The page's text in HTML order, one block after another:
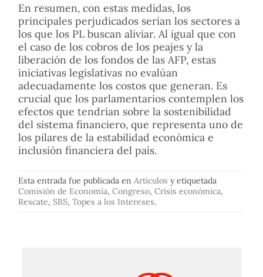
En resumen, con estas medidas, los
principales perjudicados serían los sectores a
los que los PL buscan aliviar. Al igual que con
el caso de los cobros de los peajes y la
liberación de los fondos de las AFP, estas
iniciativas legislativas no evalúan
adecuadamente los costos que generan. Es
crucial que los parlamentarios contemplen los
efectos que tendrían sobre la sostenibilidad
del sistema financiero, que representa uno de
los pilares de la estabilidad económica e
inclusión financiera del país.
Esta entrada fue publicada en Artículos y etiquetada
Comisión de Economía, Congreso, Crisis económica,
Rescate, SBS, Topes a los Intereses.